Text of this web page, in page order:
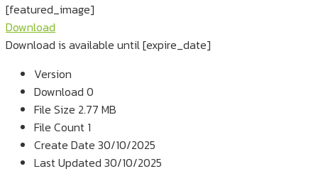
[featured_image]
Download
Download is available until [expire_date]
Version
Download 0
File Size 2.77 MB
File Count 1
Create Date 30/10/2025
Last Updated 30/10/2025